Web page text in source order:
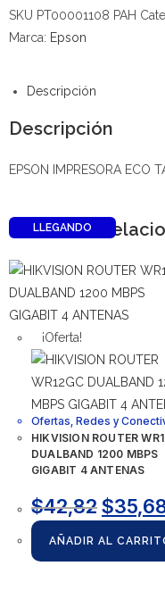
SKU PT00001108 PAH
Marca: Epson
Descripción
Descripción
EPSON IMPRESORA ECO
Productos
¡Oferta!
Ofertas, Redes y
HIKVISION ROUTER
DUALBAND 1200 MBPS
GIGABIT 4 ANTENAS
$42,82$
AÑADIR AL
LLEGANDO